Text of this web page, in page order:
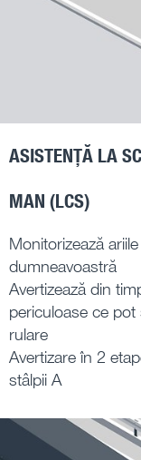
ASISTENȚĂ LA
MAN (LCS)
Monitorizează
dumneavoastră
Avertizează din
periculoase ce
rulare
Avertizare în 2
stâlpii A